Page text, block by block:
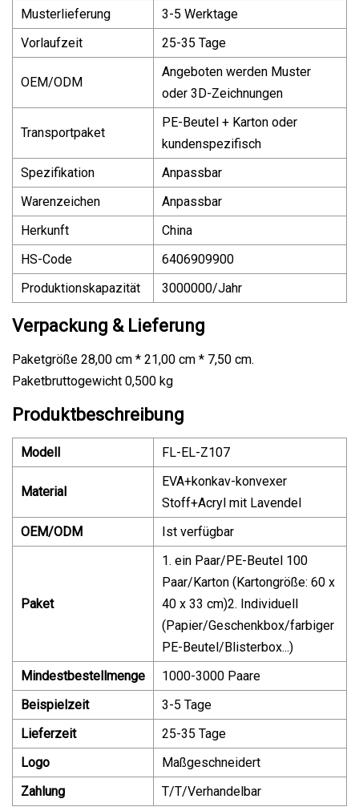
Musterlieferung
3-5 Werktage
Vorlaufzeit
25-35 Tage
OEM/ODM
Angeboten werden Muster
oder 3D-Zeichnungen
Transportpaket
PE-Beutel + Karton oder
kundenspezifisch
Spezifikation
Anpassbar
Warenzeichen
Anpassbar
Herkunft
China
HS-Code
6406909900
Produktionskapazität
3000000/Jahr
Verpackung & Lieferung
Paketgröße 28,00 cm * 21,00 cm * 7,50 cm.
Paketbruttogewicht 0,500 kg
Produktbeschreibung
Modell FL-EL-Z107
Material
EVA+konkav-konvexer
Stoff+Acryl mit Lavendel
OEM/ODM
Ist verfügbar
Paket
1. ein Paar/PE-Beutel 100
Paar/Karton (Kartongröße: 60 x
40 x 33 cm)2. Individuell
(Papier/Geschenkbox/farbiger
PE-Beutel/Blisterbox...)
Mindestbestellmenge
1000-3000 Paare
Beispielzeit
3-5 Tage
Lieferzeit
25-35 Tage
Logo
Maßgeschneidert
Zahlung
T/T/Verhandelbar